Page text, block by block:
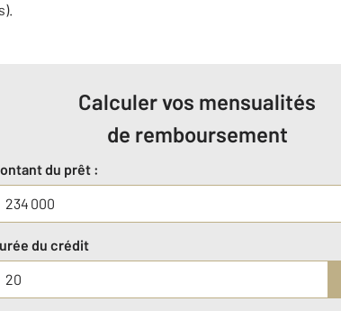
Calculer vos mensualités
de remboursement
du prêt :
du crédit